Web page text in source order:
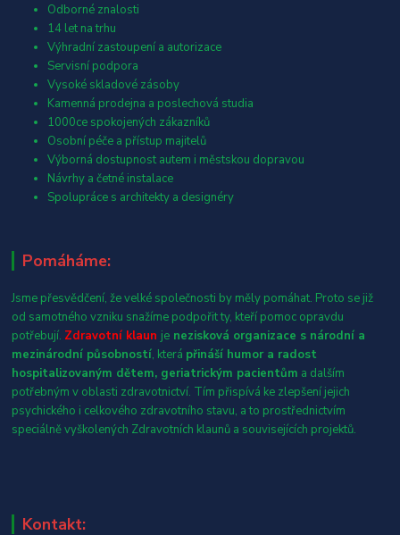
Odborné znalosti
14 let na trhu
Výhradní zastoupení a autorizace
Servisní podpora
Vysoké skladové zásoby
Kamenná prodejna a poslechová studia
1000ce spokojených zákazníků
Osobní péče a přístup majitelů
Výborná dostupnost autem i městskou dopravou
Návrhy a četné instalace
Spolupráce s architekty a designéry
Pomáháme:
Jsme přesvědčení, že velké společnosti by měly pomáhat. Proto se již
od samotného vzniku snažíme podpořit ty, kteří pomoc opravdu
potřebují. Zdravotní klaun je nezisková organizace s národní a
mezinárodní působností, která přináší humor a radost
hospitalizovaným dětem, geriatrickým pacientům a dalším
potřebným v oblasti zdravotnictví. Tím přispívá ke zlepšení jejich
psychického i celkového zdravotního stavu, a to prostřednictvím
speciálně vyškolených Zdravotních klaunů a souvisejících projektů.
Kontakt: